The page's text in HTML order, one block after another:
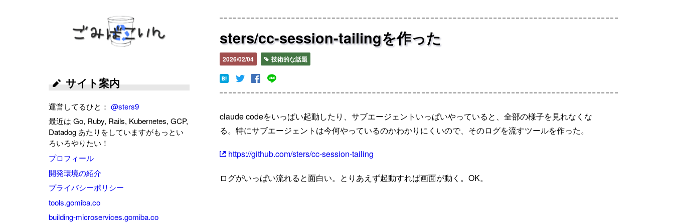
sters/cc-session-tailingを作った
2026/02/04 技術的な話題
claude codeをいっぱい起動したり、サブエージェントいっぱいやっていると、全部の様子を見れなくな
る。特にサブエージェントは今何やっているのかわかりにくいので、そのログを流すツールを作った。
https://github.com/sters/cc-session-tailing
ログがいっぱい流れると面白い。とりあえず起動すれば画面が動く。OK。
ごみばこいん
サイト案内
運営してるひと：@sters9
最近は Go, Ruby, Rails, Kubernetes, GCP,
Datadog あたりをしていますがもっとい
ろいろやりたい！
プロフィール
開発環境の紹介
プライバシーポリシー
tools.gomiba.co
building-microservices.gomiba.co